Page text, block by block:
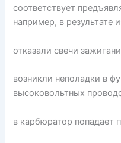
соответствует
например, в результате
отказали свечи
возникли неполадки в
высоковольтных
в карбюратор попадает